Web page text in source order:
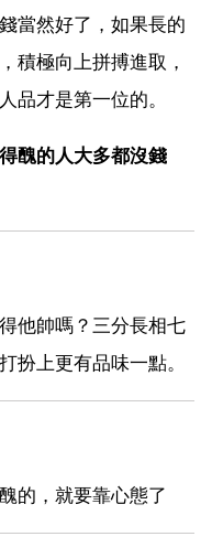
當然好了，如果長的
積極向上拼搏進取，
品才是第一位的。
醜的人大多都沒錢
他帥嗎？三分長相七
扮上更有品味一點。
的，就要靠心態了